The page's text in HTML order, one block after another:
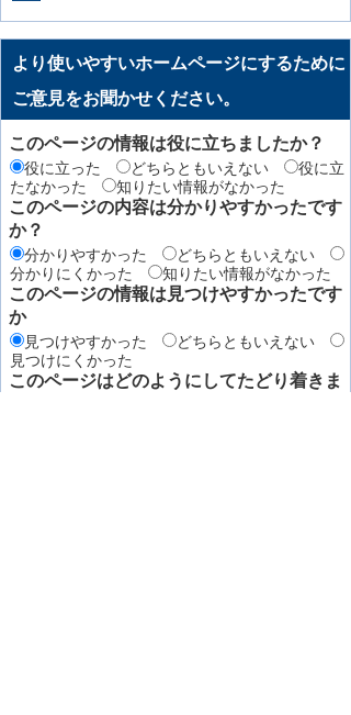
より使いやすいホームページにするために
ご意見をお聞かせください。
このページの情報は役に立ちましたか？
役に立った どちらともいえない
役に立
たなかった
知りたい情報がなかった
このページの内容は分かりやすかったです
か？
分かりやすかった
どちらともいえない
分かりにくかった
知りたい情報がなかった
このページの情報は見つけやすかったです
か
見つけやすかった
どちらともいえない
見つけにくかった
このページはどのようにしてたどり着きま